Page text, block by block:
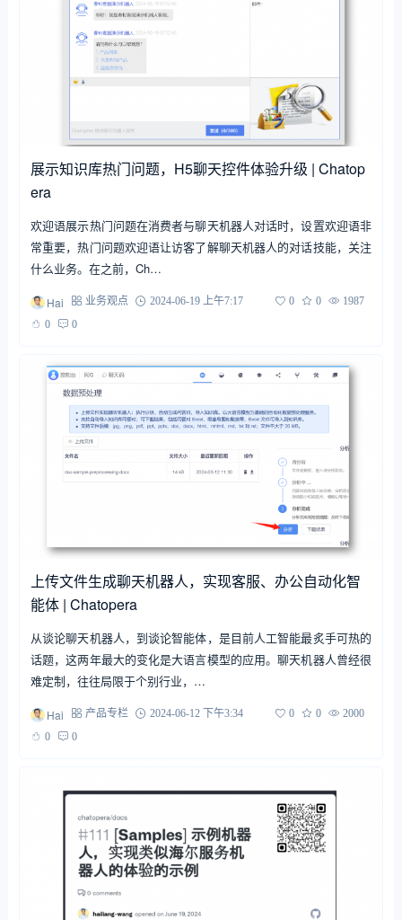
展示知识库热门问题，H5聊天控件体验升级 | Chatop
era
欢迎语展示热门问题在消费者与聊天机器人对话时，设置欢迎语非
常重要，热门问题欢迎语让访客了解聊天机器人的对话技能，关注
什么业务。在之前，Ch…
Hai 业务观点 2024-06-19 上午7:17 0 0
1987
0
0
上传文件生成聊天机器人，实现客服、办公自动化智
能体 | Chatopera
从谈论聊天机器人，到谈论智能体，是目前人工智能最炙手可热的
话题，这两年最大的变化是大语言模型的应用。聊天机器人曾经很
难定制，往往局限于个别行业，…
Hai 产品专栏 2024-06-12 下午3:34 0 0
2000
0
0